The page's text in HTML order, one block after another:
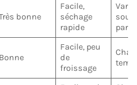
bonne
Facile,
séchage
rapide
par
Bonne
Facile, peu
de
froissage